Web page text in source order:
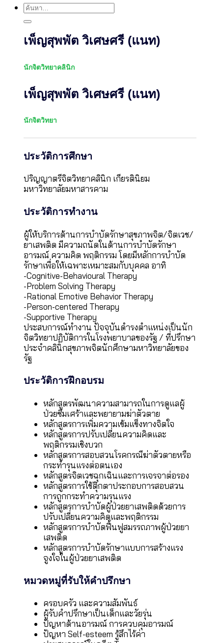
ค้นหา:
เพ็ญสุพพัต วิเศษศรี (แนท)
นักจิตวิทยาคลินิก
เพ็ญสุพพัต วิเศษศรี (แนท)
นักจิตวิทยา
ประวัติการศึกษา
ปริญญาตรีจิตวิทยาคลินิก เกียรตินิยม
มหาวิทยาลัยมหาสารคาม
ประวัติการทำงาน
ผู้ให้บริการด้านการบำบัดรักษาสุขภาพจิต/จิตเวช/
ยาเสพติด มีความถนัดในด้านการบำบัดรักษา
อารมณ์ ความคิด พฤติกรรม โดยมีหลักการบำบัด
รักษาเพื่อให้เฉพาะเหมาะสมกับบุคคล อาทิ
-Cognitive-Behavioural Therapy
-Problem Solving Therapy
-Rational Emotive Behavior Therapy
-Person-centered Therapy
-Supportive Therapy
ประสบการณ์ทำงาน ปัจจุบันดำรงตำแหน่งเป็นนัก
จิตวิทยาปฏิบัติการในโรงพยาบาลของรัฐ / ที่ปรึกษา
ประจำคลินิกสุขภาพจิตนักศึกษามหาวิทยาลัยของ
รัฐ
ประวัติการฝึกอบรม
หลักสูตรพัฒนาความสามารถในการดูแลผู้
ป่วยซึมเศร้าและพยายามฆ่าตัวตาย
หลักสูตรการเพิ่มความเข้มแข็งทางจิตใจ
หลักสูตรการปรับเปลี่ยนความคิดและ
พฤติกรรมเชิงบวก
หลักสูตรการสอบสวนโรคกรณีฆ่าตัวตายหรือ
กระทำรุนแรงต่อตนเอง
หลักสูตรจิตเวชฉุกเฉินและการเจรจาต่อรอง
หลักสูตรการใช้ตุ๊กตาประกอบการสอบสวน
การถูกกระทำความรุนแรง
หลักสูตรการบำบัดผู้ป่วยยาเสพติดด้วยการ
ปรับเปลี่ยนความคิดและพฤติกรรม
หลักสูตรการบำบัดฟื้นฟูสมรรถภาพผู้ป่วยยา
เสพติด
หลักสูตรการบำบัดรักษาแบบการสร้างแรง
จูงใจในผู้ป่วยยาเสพติด
หมวดหมู่ที่รับให้คำปรึกษา
ครอบครัว และความสัมพันธ์
ผู้รับคำปรึกษาเป็นเด็กและวัยรุ่น
ปัญหาด้านอารมณ์ การควบคุมอารมณ์
ปัญหา Self-esteem รู้สึกไร้ค่า